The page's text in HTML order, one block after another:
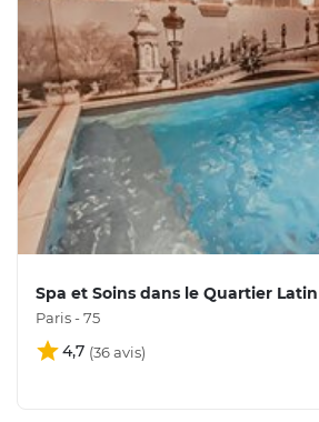
Spa et Soins dans le Quartier
Paris - 75
4,7